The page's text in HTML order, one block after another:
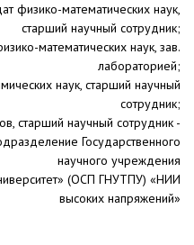
физико-математических наук,
старший научный сотрудник;
математических наук, зав.
лабораторией;
наук, старший научный
сотрудник;
старший научный сотрудник -
Государственного
научного учреждения
(ОСП ГНУТПУ) «НИИ
высоких напряжений»